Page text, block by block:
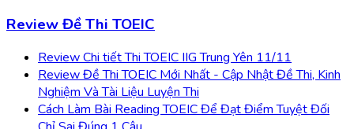
Review Đề Thi TOEIC
Review Chi tiết Thi TOEIC IIG Trung Yên 11/11
Review Đề Thi TOEIC Mới Nhất - Cập Nhật Đề Thi, Kinh
Nghiệm Và Tài Liệu Luyện Thi
Cách Làm Bài Reading TOEIC Để Đạt Điểm Tuyệt Đối